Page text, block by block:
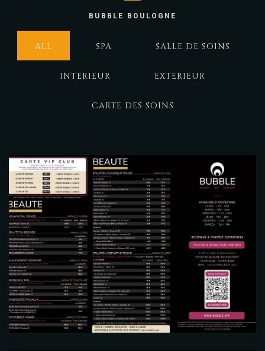
BUBBLE BOULOGNE
ALL SPA SALLE DE SOINS
INTERIEUR EXTERIEUR
CARTE DES SOINS